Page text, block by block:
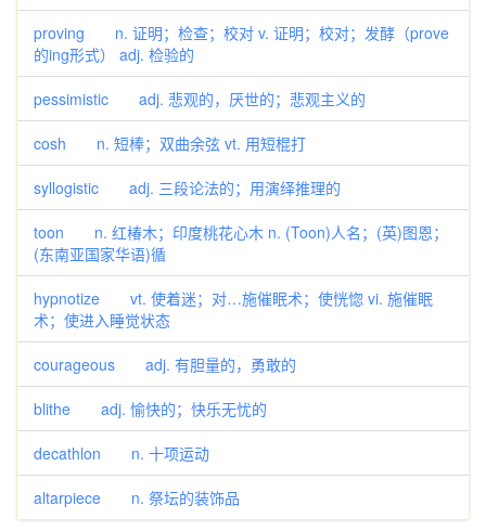
proving n. 证明；检查；校对 v. 证明；校对；发酵（prove
的ing形式） adj. 检验的
pessimistic adj. 悲观的，厌世的；悲观主义的
cosh n. 短棒；双曲余弦 vt. 用短棍打
syllogistic adj. 三段论法的；用演绎推理的
toon n. 红椿木；印度桃花心木 n. (Toon)人名；(英)图恩；
(东南亚国家华语)循
hypnotize vt. 使着迷；对…施催眠术；使恍惚 vi. 施催眠
术；使进入睡觉状态
courageous adj. 有胆量的，勇敢的
blithe adj. 愉快的；快乐无忧的
decathlon n. 十项运动
altarpiece n. 祭坛的装饰品